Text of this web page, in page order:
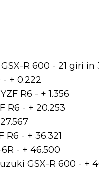
R 600 - 21 giri in
+ 0.222
R6 - + 1.356
R6 - + 20.253
- + 36.321
- + 46.500
GSX-R 600 - +